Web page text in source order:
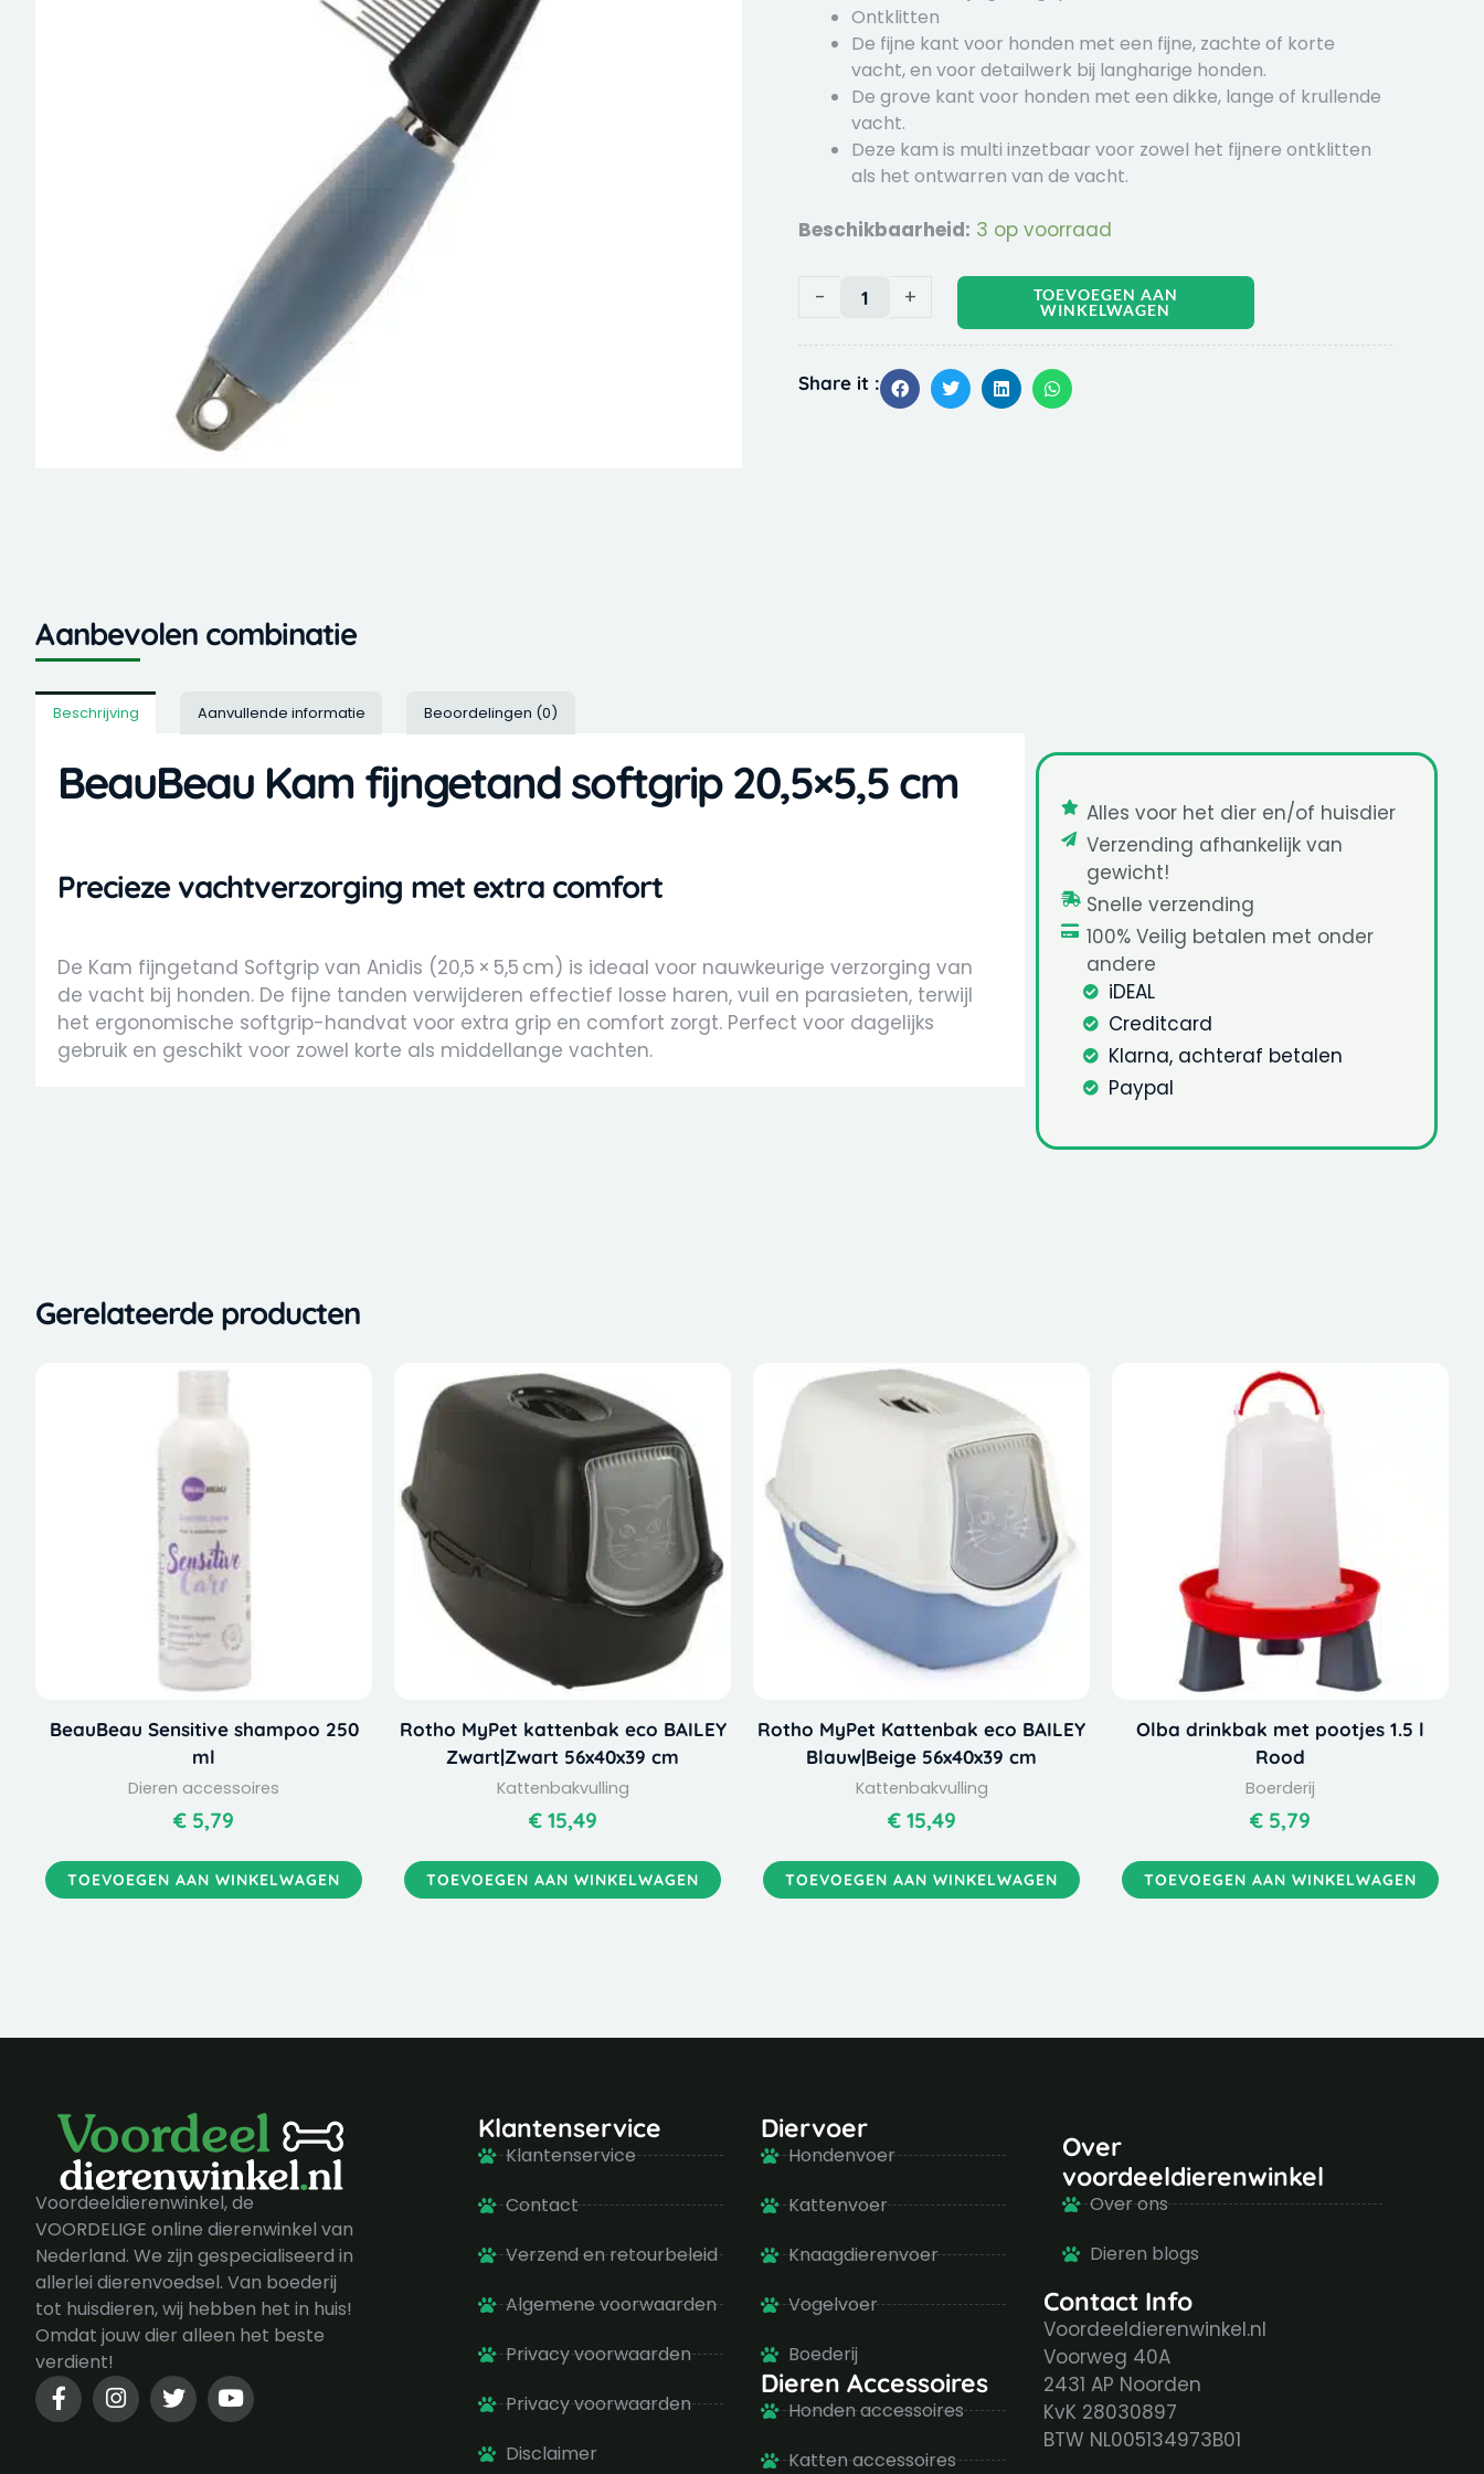
Ontklitten
De fijne kant voor honden met een fijne, zachte of korte
vacht, en voor detailwerk bij langharige honden.
De grove kant voor honden met een dikke, lange of krullende
vacht.
Deze kam is multi inzetbaar voor zowel het fijnere ontklitten
als het ontwarren van de vacht.
Beschikbaarheid: 3 op voorraad
-
BeauBeau
softgrip
20.5x5.5
aantal
+
TOEVOEGEN AAN
WINKELWAGEN
Share it :
Aanbevolen combinatie
Beschrijving Aanvullende informatie Beoordelingen (0)
BeauBeau Kam fijngetand softgrip 20,5×5,5 cm
Precieze vachtverzorging met extra comfort
De Kam fijngetand Softgrip van Anidis (20,5 × 5,5 cm) is ideaal voor nauwkeurige verzorging van
de vacht bij honden. De fijne tanden verwijderen effectief losse haren, vuil en parasieten, terwijl
het ergonomische softgrip-handvat voor extra grip en comfort zorgt. Perfect voor dagelijks
gebruik en geschikt voor zowel korte als middellange vachten.
Alles voor het dier en/of huisdier
Verzending afhankelijk van
gewicht!
Snelle verzending
100% Veilig betalen met onder
andere
iDEAL
Creditcard
Klarna, achteraf betalen
Paypal
Gerelateerde producten
BeauBeau Sensitive shampoo 250
ml
Dieren accessoires
€ 5,79
TOEVOEGEN AAN WINKELWAGEN
Rotho MyPet kattenbak eco BAILEY
Zwart|Zwart 56x40x39 cm
Kattenbakvulling
€15,49
TOEVOEGEN AAN WINKELWAGEN
Rotho MyPet Kattenbak eco BAILEY
Blauw|Beige 56x40x39 cm
Kattenbakvulling
€15,49
TOEVOEGEN AAN WINKELWAGEN
Olba drinkbak met pootjes 1.5 l
Rood
Boerderij
€ 5,79
TOEVOEGEN AAN WINKELWAGEN
Voordeeldierenwinkel, de
VOORDELIGE online dierenwinkel van
Nederland. We zijn gespecialiseerd in
allerlei dierenvoedsel. Van boederij
tot huisdieren, wij hebben het in huis!
Omdat jouw dier alleen het beste
verdient!
F
a
c
I
n
s
T
w
i
Y
o
u
Klantenservice
Klantenservice
Contact
Verzend en retourbeleid
Algemene voorwaarden
Privacy voorwaarden
Privacy voorwaarden
Disclaimer
Diervoer
Hondenvoer
Kattenvoer
Knaagdierenvoer
Vogelvoer
Boederij
Dieren Accessoires
Honden accessoires
Katten accessoires
Over
voordeeldierenwinkel
Over ons
Dieren blogs
Contact Info
Voordeeldierenwinkel.nl
Voorweg 40A
2431 AP Noorden
KvK 28030897
BTW NL005134973B01